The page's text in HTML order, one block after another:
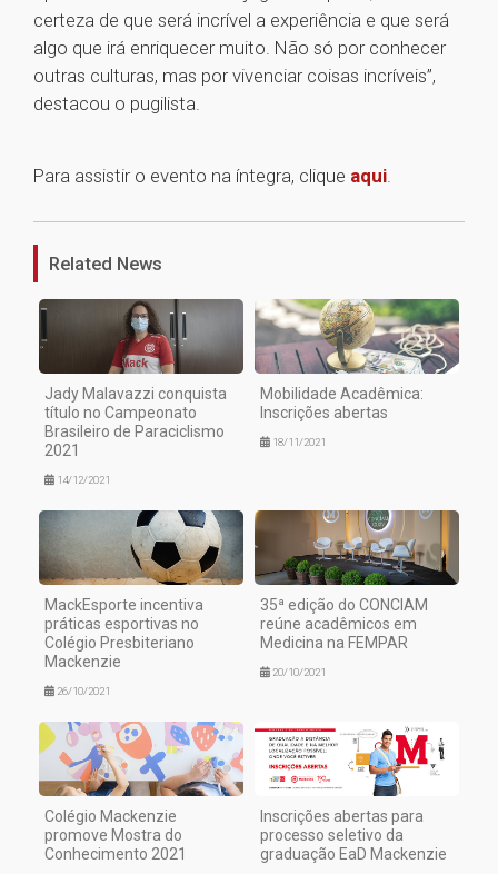
certeza de que será incrível a experiência e que será
algo que irá enriquecer muito. Não só por conhecer
outras culturas, mas por vivenciar coisas incríveis”,
destacou o pugilista.
Para assistir o evento na íntegra, clique aqui.
1
Related News
Jady Malavazzi conquista
título no Campeonato
Brasileiro de Paraciclismo
2021
14/12/2021
Mobilidade Acadêmica:
Inscrições abertas
18/11/2021
MackEsporte incentiva
práticas esportivas no
Colégio Presbiteriano
Mackenzie
26/10/2021
35ª edição do CONCIAM
reúne acadêmicos em
Medicina na FEMPAR
20/10/2021
Colégio Mackenzie
promove Mostra do
Conhecimento 2021
Inscrições abertas para
processo seletivo da
graduação EaD Mackenzie